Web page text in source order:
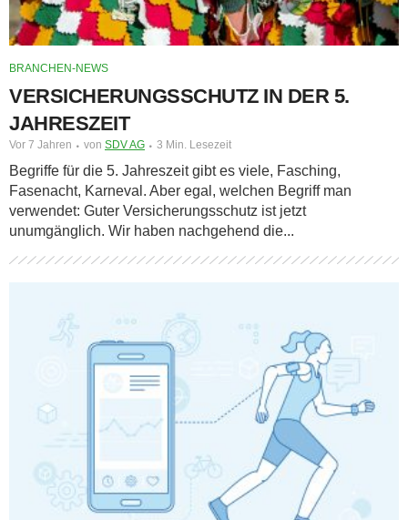
BRANCHEN-NEWS
VERSICHERUNGSSCHUTZ IN DER 5.
JAHRESZEIT
Vor 7 Jahren von SDV AG 3 Min. Lesezeit
Begriffe für die 5. Jahreszeit gibt es viele, Fasching,
Fasenacht, Karneval. Aber egal, welchen Begriff man
verwendet: Guter Versicherungsschutz ist jetzt
unumgänglich. Wir haben nachgehend die...